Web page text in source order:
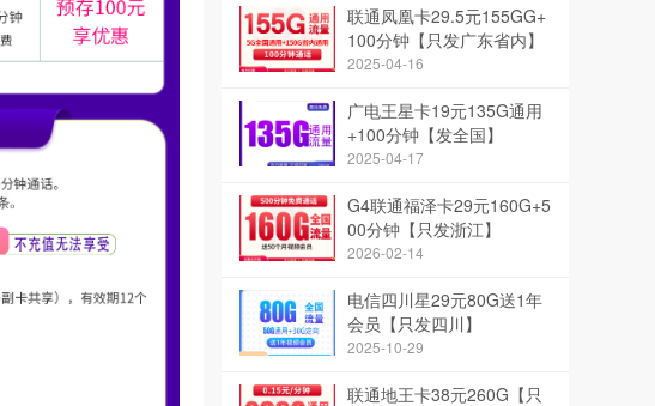
联通凤凰卡29.5元155GG+
100分钟【只发广东省内】
2025-04-16
广电王星卡19元135G通用
+100分钟【发全国】
2025-04-17
G4联通福泽卡29元160G+5
00分钟【只发浙江】
2026-02-14
电信四川星29元80G送1年
会员【只发四川】
2025-10-29
联通地王卡38元260G【只